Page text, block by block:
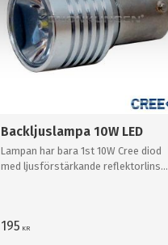
Backljuslampa 10W LED
Lampan har bara 1st 10W Cree diod
med ljusförstärkande reflektorlins
195 KR